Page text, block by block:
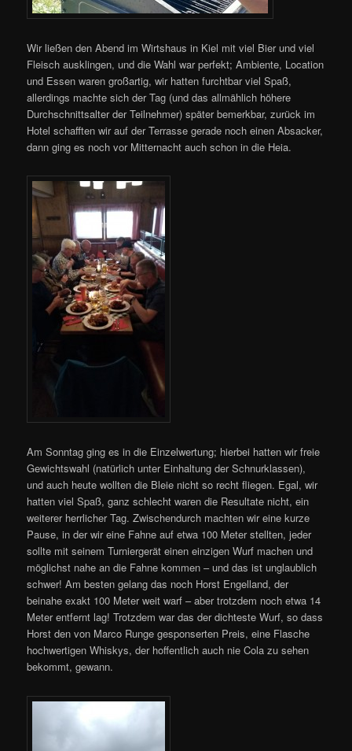
Wir ließen den Abend im Wirtshaus in Kiel mit viel Bier und viel
Fleisch ausklingen, und die Wahl war perfekt; Ambiente, Location
und Essen waren großartig, wir hatten furchtbar viel Spaß,
allerdings machte sich der Tag (und das allmählich höhere
Durchschnittsalter der Teilnehmer) später bemerkbar, zurück im
Hotel schafften wir auf der Terrasse gerade noch einen Absacker,
dann ging es noch vor Mitternacht auch schon in die Heia.
Am Sonntag ging es in die Einzelwertung; hierbei hatten wir freie
Gewichtswahl (natürlich unter Einhaltung der Schnurklassen),
und auch heute wollten die Bleie nicht so recht fliegen. Egal, wir
hatten viel Spaß, ganz schlecht waren die Resultate nicht, ein
weiterer herrlicher Tag. Zwischendurch machten wir eine kurze
Pause, in der wir eine Fahne auf etwa 100 Meter stellten, jeder
sollte mit seinem Turniergerät einen einzigen Wurf machen und
möglichst nahe an die Fahne kommen – und das ist unglaublich
schwer! Am besten gelang das noch Horst Engelland, der
beinahe exakt 100 Meter weit warf – aber trotzdem noch etwa 14
Meter entfernt lag! Trotzdem war das der dichteste Wurf, so dass
Horst den von Marco Runge gesponserten Preis, eine Flasche
hochwertigen Whiskys, der hoffentlich auch nie Cola zu sehen
bekommt, gewann.